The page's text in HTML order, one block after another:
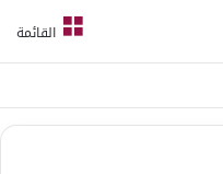
القائمة